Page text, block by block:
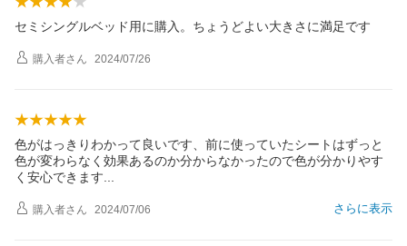
セミシングルベッド用に購入。ちょうどよい大きさに満足です
購入者さん 2024/07/26
色がはっきりわかって良いです、前に使っていたシートはずっと
色が変わらなく効果あるのか分からなかったので色が分かりやす
く安心できます
さらに表示
購入者さん 2024/07/06